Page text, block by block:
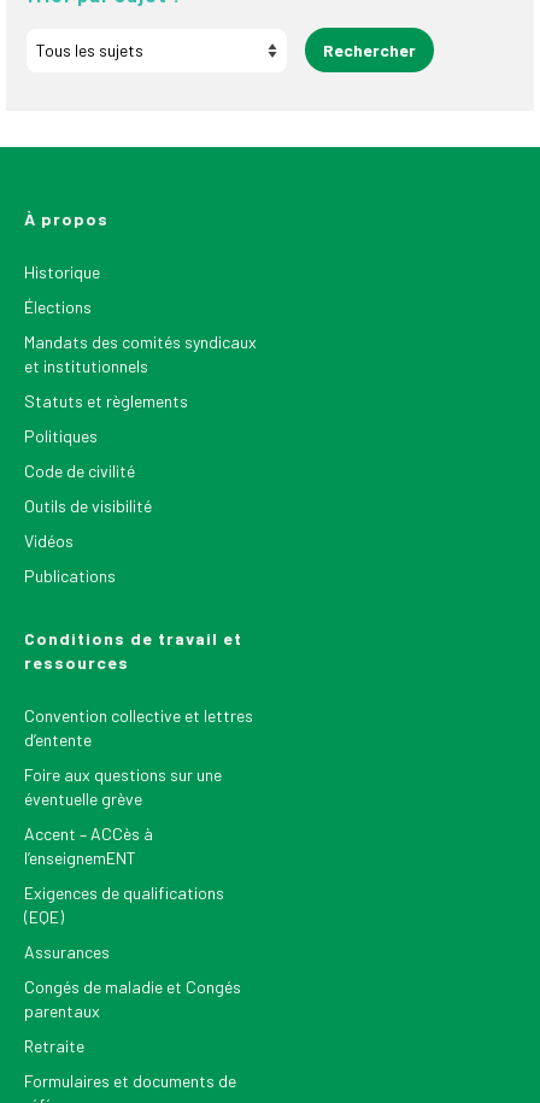
À propos
Historique
Élections
Mandats des comités syndicaux
et institutionnels
Statuts et règlements
Politiques
Code de civilité
Outils de visibilité
Vidéos
Publications
Conditions de travail et
ressources
Convention collective et lettres
d’entente
Foire aux questions sur une
éventuelle grève
Accent – ACCès à
l’enseignemENT
Exigences de qualifications
(EQE)
Assurances
Congés de maladie et Congés
parentaux
Retraite
Formulaires et documents de